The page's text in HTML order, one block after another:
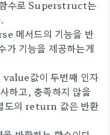
수로 Superstruct는
메서드의 기능을 반
기능을 제공하는게
값이 두번째 인자
하고, 충족하지 않을
도의 return 값은 반환